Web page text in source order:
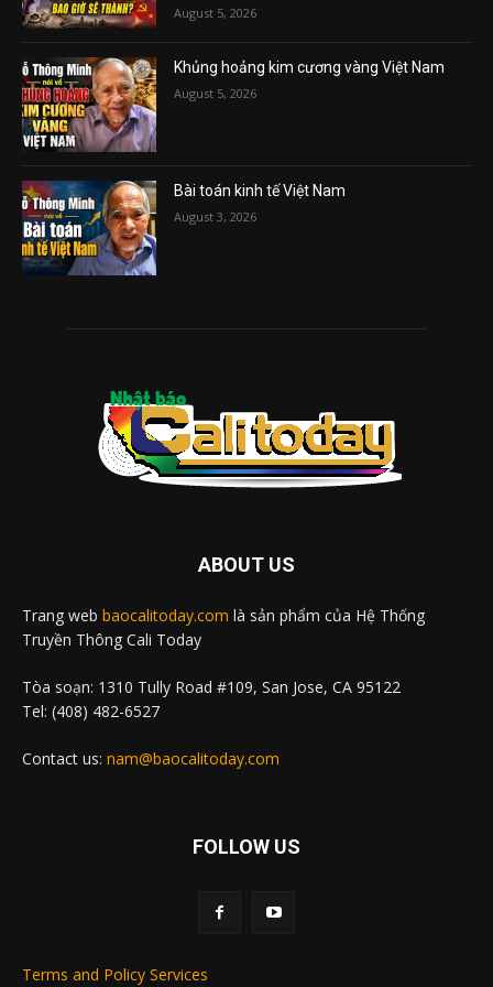
August 5, 2026
Khủng hoảng kim cương vàng Việt Nam
August 5, 2026
Bài toán kinh tế Việt Nam
August 3, 2026
ABOUT US
Trang web baocalitoday.com là sản phẩm của Hệ Thống
Truyền Thông Cali Today
Tòa soạn: 1310 Tully Road #109, San Jose, CA 95122
Tel: (408) 482-6527
Contact us: nam@baocalitoday.com
FOLLOW US
Terms and Policy Services